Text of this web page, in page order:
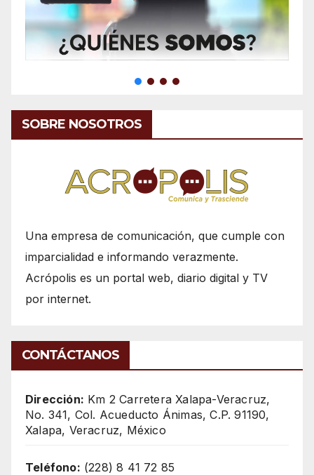
SOBRE NOSOTROS
Una empresa de comunicación, que cumple con
imparcialidad e informando verazmente.
Acrópolis es un portal web, diario digital y TV
por internet.
CONTÁCTANOS
Dirección: Km 2 Carretera Xalapa-Veracruz,
No. 341, Col. Acueducto Ánimas, C.P. 91190,
Xalapa, Veracruz, México
Teléfono: (228) 8 41 72 85